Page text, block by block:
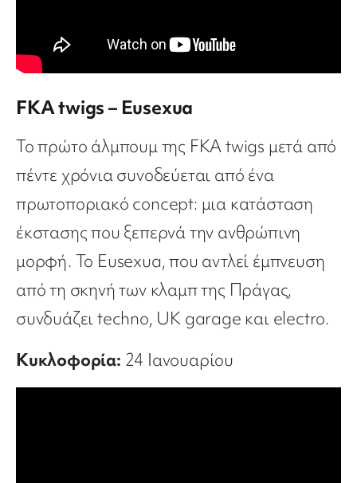
FKA twigs – Eusexua
Το πρώτο άλμπουμ της FKA twigs μετά από
πέντε χρόνια συνοδεύεται από ένα
πρωτοποριακό concept: μια κατάσταση
έκστασης που ξεπερνά την ανθρώπινη
μορφή. Το Eusexua, που αντλεί έμπνευση
από τη σκηνή των κλαμπ της Πράγας,
συνδυάζει techno, UK garage και electro.
Κυκλοφορία: 24 Ιανουαρίου